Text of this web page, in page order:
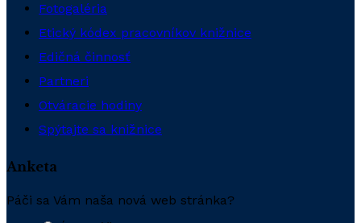
Fotogaléria
Etický kódex pracovníkov knižnice
Edičná činnosť
Partneri
Otváracie hodiny
Spýtajte sa knižnice
Anketa
Páči sa Vám naša nová web stránka?